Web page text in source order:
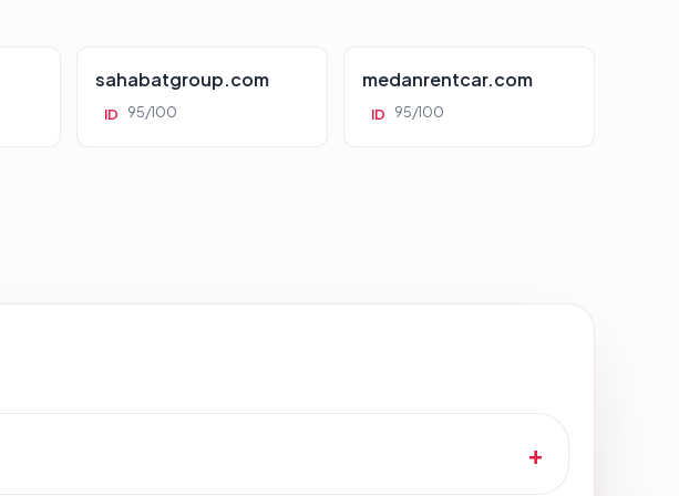
sahabatgroup.com
ID 95/100
medanrentcar.com
ID 95/100